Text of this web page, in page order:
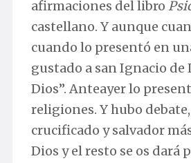
afirmaciones del libro
castellano. Y aunque
cuando lo presentó en
gustado a san Ignacio de
Dios”. Anteayer lo
religiones. Y hubo
crucificado y salvador
Dios y el resto se os dará